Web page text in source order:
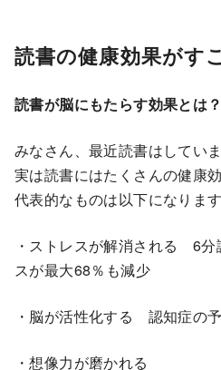
読書の健康効果がす
読書が脳にもたらす効果とは？
みなさん、最近読書はしてい
実は読書にはたくさんの健康
代表的なものは以下になります
・ストレスが解消される 6分
スが最大68％も減少
・脳が活性化する 認知症の
・想像力が磨かれる